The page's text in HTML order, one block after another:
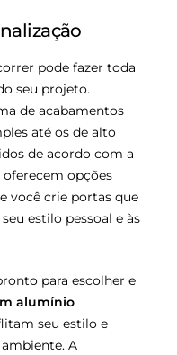
pode fazer toda
seu projeto.
de acabamentos
até os de alto
de acordo com a
oferecem opções
você crie portas que
estilo pessoal e às
para escolher e
alumínio
seu estilo e
A